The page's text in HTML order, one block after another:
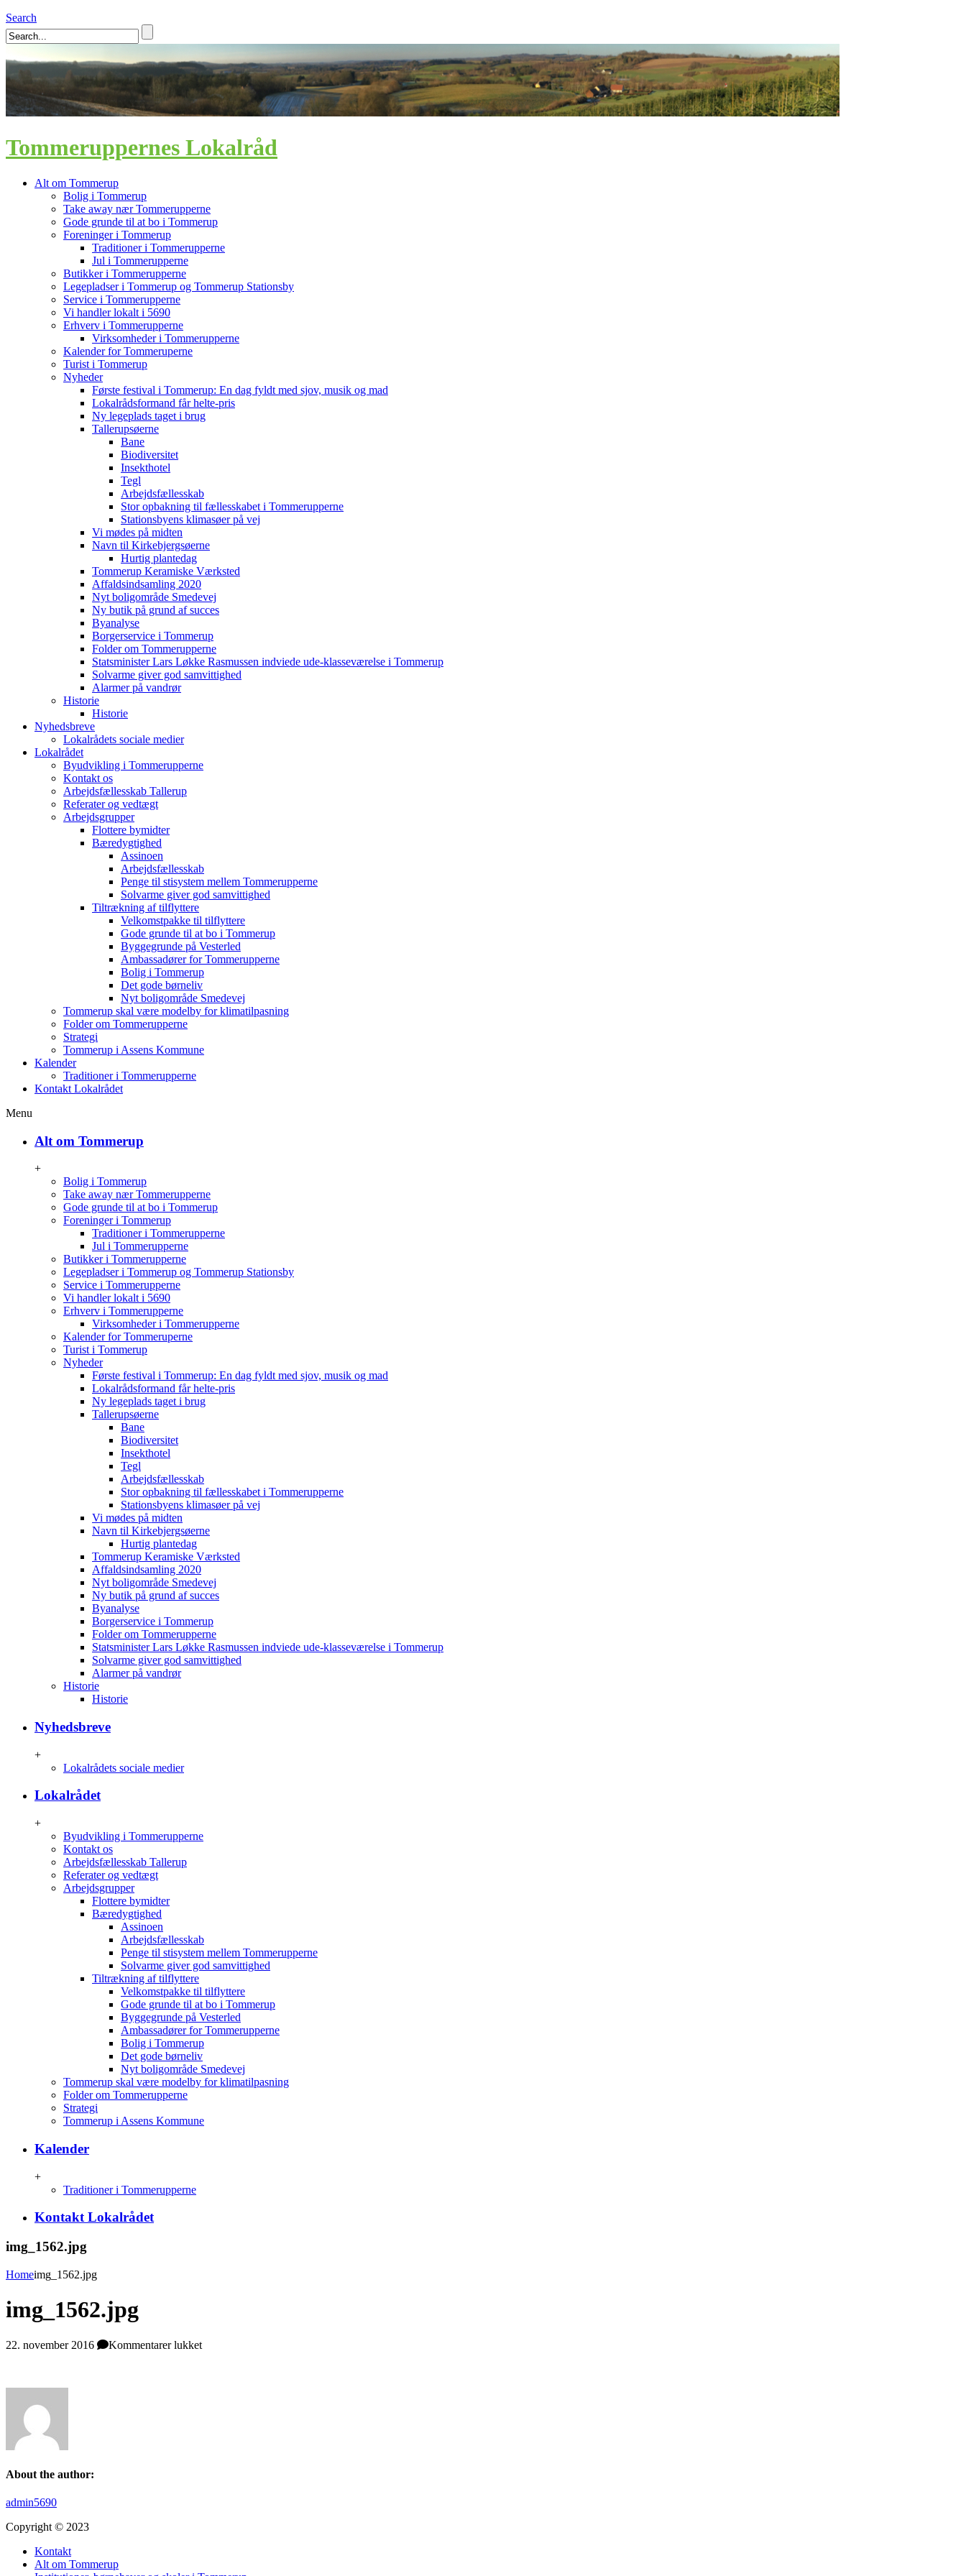
Search
Tommeruppernes Lokalråd
Alt om Tommerup
Bolig i Tommerup
Take away nær Tommerupperne
Gode grunde til at bo i Tommerup
Foreninger i Tommerup
Traditioner i Tommerupperne
Jul i Tommerupperne
Butikker i Tommerupperne
Legepladser i Tommerup og Tommerup Stationsby
Service i Tommerupperne
Vi handler lokalt i 5690
Erhverv i Tommerupperne
Virksomheder i Tommerupperne
Kalender for Tommeruperne
Turist i Tommerup
Nyheder
Første festival i Tommerup: En dag fyldt med sjov, musik og mad
Lokalrådsformand får helte-pris
Ny legeplads taget i brug
Tallerupsøerne
Bane
Biodiversitet
Insekthotel
Tegl
Arbejdsfællesskab
Stor opbakning til fællesskabet i Tommerupperne
Stationsbyens klimasøer på vej
Vi mødes på midten
Navn til Kirkebjergsøerne
Hurtig plantedag
Tommerup Keramiske Værksted
Affaldsindsamling 2020
Nyt boligområde Smedevej
Ny butik på grund af succes
Byanalyse
Borgerservice i Tommerup
Folder om Tommerupperne
Statsminister Lars Løkke Rasmussen indviede ude-klasseværelse i Tommerup
Solvarme giver god samvittighed
Alarmer på vandrør
Historie
Historie
Nyhedsbreve
Lokalrådets sociale medier
Lokalrådet
Byudvikling i Tommerupperne
Kontakt os
Arbejdsfællesskab Tallerup
Referater og vedtægt
Arbejdsgrupper
Flottere bymidter
Bæredygtighed
Assinoen
Arbejdsfællesskab
Penge til stisystem mellem Tommerupperne
Solvarme giver god samvittighed
Tiltrækning af tilflyttere
Velkomstpakke til tilflyttere
Gode grunde til at bo i Tommerup
Byggegrunde på Vesterled
Ambassadører for Tommerupperne
Bolig i Tommerup
Det gode børneliv
Nyt boligområde Smedevej
Tommerup skal være modelby for klimatilpasning
Folder om Tommerupperne
Strategi
Tommerup i Assens Kommune
Kalender
Traditioner i Tommerupperne
Kontakt Lokalrådet
Menu
Alt om Tommerup
+
Bolig i Tommerup
Take away nær Tommerupperne
Gode grunde til at bo i Tommerup
Foreninger i Tommerup
Traditioner i Tommerupperne
Jul i Tommerupperne
Butikker i Tommerupperne
Legepladser i Tommerup og Tommerup Stationsby
Service i Tommerupperne
Vi handler lokalt i 5690
Erhverv i Tommerupperne
Virksomheder i Tommerupperne
Kalender for Tommeruperne
Turist i Tommerup
Nyheder
Første festival i Tommerup: En dag fyldt med sjov, musik og mad
Lokalrådsformand får helte-pris
Ny legeplads taget i brug
Tallerupsøerne
Bane
Biodiversitet
Insekthotel
Tegl
Arbejdsfællesskab
Stor opbakning til fællesskabet i Tommerupperne
Stationsbyens klimasøer på vej
Vi mødes på midten
Navn til Kirkebjergsøerne
Hurtig plantedag
Tommerup Keramiske Værksted
Affaldsindsamling 2020
Nyt boligområde Smedevej
Ny butik på grund af succes
Byanalyse
Borgerservice i Tommerup
Folder om Tommerupperne
Statsminister Lars Løkke Rasmussen indviede ude-klasseværelse i Tommerup
Solvarme giver god samvittighed
Alarmer på vandrør
Historie
Historie
Nyhedsbreve
+
Lokalrådets sociale medier
Lokalrådet
+
Byudvikling i Tommerupperne
Kontakt os
Arbejdsfællesskab Tallerup
Referater og vedtægt
Arbejdsgrupper
Flottere bymidter
Bæredygtighed
Assinoen
Arbejdsfællesskab
Penge til stisystem mellem Tommerupperne
Solvarme giver god samvittighed
Tiltrækning af tilflyttere
Velkomstpakke til tilflyttere
Gode grunde til at bo i Tommerup
Byggegrunde på Vesterled
Ambassadører for Tommerupperne
Bolig i Tommerup
Det gode børneliv
Nyt boligområde Smedevej
Tommerup skal være modelby for klimatilpasning
Folder om Tommerupperne
Strategi
Tommerup i Assens Kommune
Kalender
+
Traditioner i Tommerupperne
Kontakt Lokalrådet
img_1562.jpg
Homeimg_1562.jpg
img_1562.jpg
22. november 2016 Kommentarer lukkettil
About the author:
admin5690
Copyright © 2023
Kontakt
Alt om Tommerup